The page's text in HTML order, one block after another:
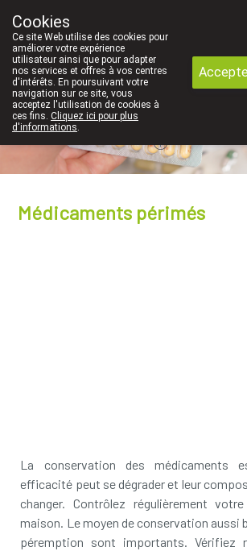
pour nous un très grand valeur. C'est
Aujourd'hui A présent
Médicaments périmés
La conservation des médicaments
efficacité peut se dégrader et leur
changer. Contrôlez régulièrement
maison. Le moyen de conservation aussi
péremption sont importants. Vérifiez
Cookies
Ce site Web utilise des cookies pour
améliorer votre expérience
utilisateur ainsi que pour adapter
nos services et offres à vos centres
d'intérêts. En poursuivant votre
navigation sur ce site, vous
acceptez l'utilisation de cookies à
ces fins. Cliquez ici pour plus
d'informations.